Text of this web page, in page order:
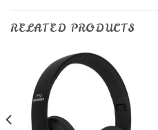
RELATED PRODUCTS